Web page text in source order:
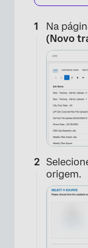
Na
(Novo
origem.